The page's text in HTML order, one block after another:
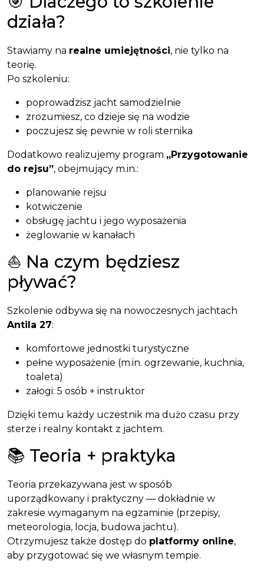
działa?
Stawiamy na realne umiejętności, nie tylko na
teorię.
Po szkoleniu:
poprowadzisz jacht samodzielnie
zrozumiesz, co dzieje się na wodzie
poczujesz się pewnie w roli sternika
Dodatkowo realizujemy program „Przygotowanie
do rejsu”, obejmujący m.in.:
planowanie rejsu
kotwiczenie
obsługę jachtu i jego wyposażenia
żeglowanie w kanałach
⛵ Na czym będziesz
pływać?
Szkolenie odbywa się na nowoczesnych jachtach
Antila 27:
komfortowe jednostki turystyczne
pełne wyposażenie (m.in. ogrzewanie, kuchnia,
toaleta)
załogi: 5 osób + instruktor
Dzięki temu każdy uczestnik ma dużo czasu przy
sterze i realny kontakt z jachtem.
📚 Teoria + praktyka
Teoria przekazywana jest w sposób
uporządkowany i praktyczny — dokładnie w
zakresie wymaganym na egzaminie (przepisy,
meteorologia, locja, budowa jachtu).
Otrzymujesz także dostęp do platformy online,
aby przygotować się we własnym tempie.